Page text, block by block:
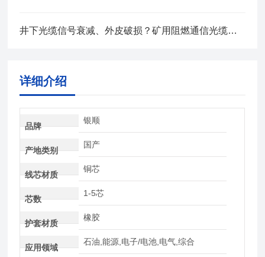
井下光缆信号衰减、外皮破损？矿用阻燃通信光缆故障排查全流程
详细介绍
品牌
银顺
产地类别
国产
线芯材质
铜芯
芯数
1-5芯
护套材质
橡胶
应用领域
石油,能源,电子/电池,电气,综合